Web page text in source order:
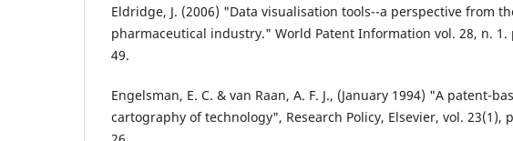
Eldridge, J. (2006) "Data visualisation tools--a perspective from
pharmaceutical industry." World Patent Information vol. 28, n. 1.
49.
Engelsman, E. C. & van Raan, A. F. J., (January 1994) "A patent-
cartography of technology", Research Policy, Elsevier, vol. 23(1),